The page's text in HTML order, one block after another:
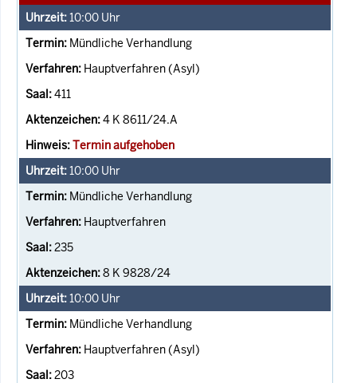
10:00 Uhr
Mündliche Verhandlung
Hauptverfahren (Asyl)
411
4 K 8611/24.A
Termin aufgehoben
10:00 Uhr
Mündliche Verhandlung
Hauptverfahren
235
8 K 9828/24
10:00 Uhr
Mündliche Verhandlung
Hauptverfahren (Asyl)
203